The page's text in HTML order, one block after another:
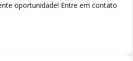
oportunidade! Entre em contato